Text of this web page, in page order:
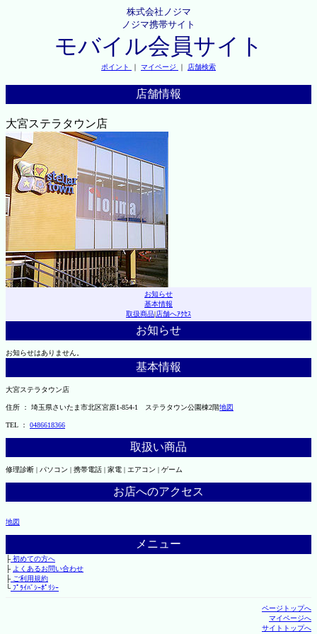
株式会社ノジマ
ノジマ携帯サイト
モバイル会員サイト
ポイント ｜ マイページ ｜ 店舗検索
店舗情報
大宮ステラタウン店
お知らせ
基本情報
取扱商品|店舗へｱｸｾｽ
お知らせ
お知らせはありません。
基本情報
大宮ステラタウン店
住所 ： 埼玉県さいたま市北区宮原1-854-1 ステラタウン公園棟2階地図
TEL ： 0486618366
取扱い商品
修理診断 | パソコン | 携帯電話 | 家電 | エアコン | ゲーム
お店へのアクセス
地図
メニュー
├初めての方へ
├ よくあるお問い合わせ
├ご利用規約
└ﾌﾟﾗｲﾊﾞｼｰﾎﾟﾘｼｰ
ページトップへ
マイページへ
サイトトップへ